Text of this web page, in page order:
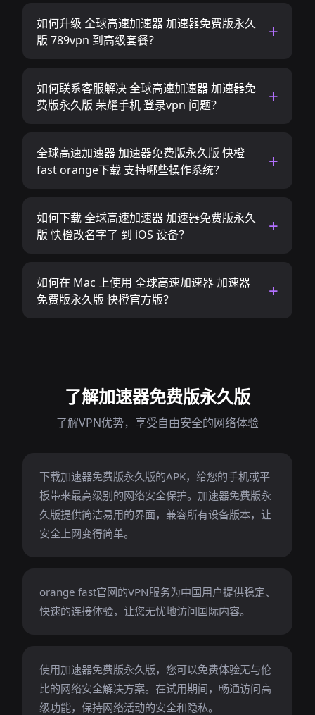
如何升级 全球高速加速器 加速器免费版永久
版 789vpn 到高级套餐？
如何联系客服解决 全球高速加速器 加速器免
费版永久版 荣耀手机 登录vpn 问题？
全球高速加速器 加速器免费版永久版 快橙
fast orange下载 支持哪些操作系统？
如何下载 全球高速加速器 加速器免费版永久
版 快橙改名字了 到 iOS 设备？
如何在 Mac 上使用 全球高速加速器 加速器
免费版永久版 快橙官方版？
了解加速器免费版永久版
了解VPN优势，享受自由安全的网络体验
下载加速器免费版永久版的APK，给您的手机或平
板带来最高级别的网络安全保护。加速器免费版永
久版提供简洁易用的界面，兼容所有设备版本，让
安全上网变得简单。
orange fast官网的VPN服务为中国用户提供稳定、
快速的连接体验，让您无忧地访问国际内容。
使用加速器免费版永久版，您可以免费体验无与伦
比的网络安全解决方案。在试用期间，畅通访问高
级功能，保持网络活动的安全和隐私。